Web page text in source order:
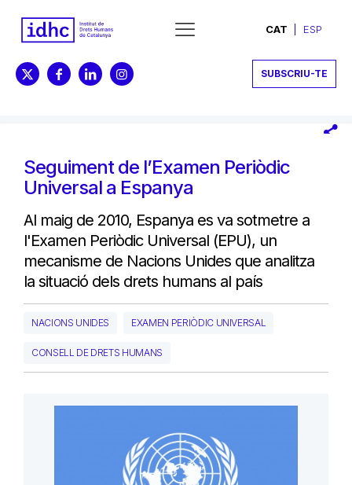
CAT ESP
SUBSCRIU-TE
Seguiment de l’Examen Periòdic
Universal a Espanya
Al maig de 2010, Espanya es va sotmetre a
l'Examen Periòdic Universal (EPU), un
mecanisme de Nacions Unides que analitza
la situació dels drets humans al país
NACIONS UNIDES EXAMEN PERIÒDIC UNIVERSAL
CONSELL DE DRETS HUMANS